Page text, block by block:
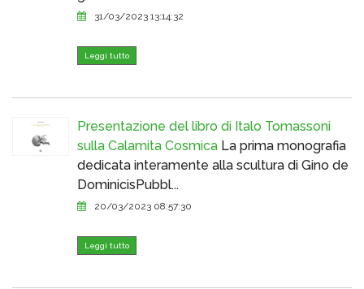
31/03/2023 13:14:32
Leggi tutto
Presentazione del libro di Italo Tomassoni
sulla Calamita Cosmica La prima monografia
dedicata interamente alla scultura di Gino de
DominicisPubbl...
20/03/2023 08:57:30
Leggi tutto